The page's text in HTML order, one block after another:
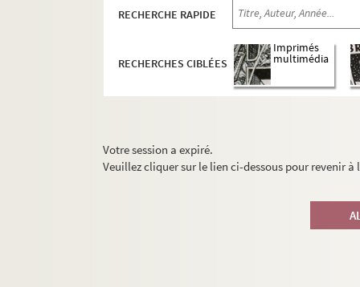
RECHERCHE RAPIDE
RECHERCHES CIBLÉES
Imprimés
multimédia
Votre session a expiré.
Veuillez cliquer sur le lien ci-dessous pour revenir